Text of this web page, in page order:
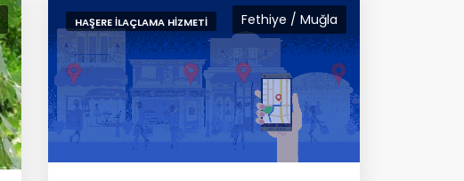
Fethiye / Muğla
HAŞERE İLAÇLAMA HIZMETI